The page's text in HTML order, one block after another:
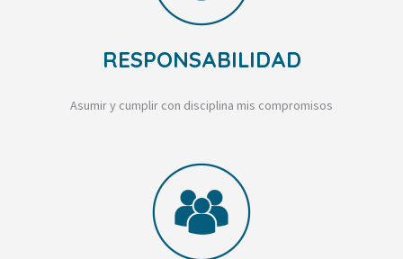
RESPONSABILIDAD
Asumir y cumplir con disciplina mis compromisos